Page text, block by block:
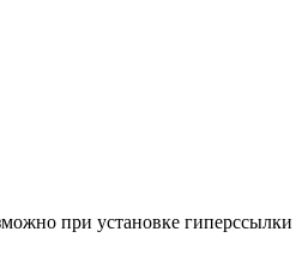
при установке гиперссылки